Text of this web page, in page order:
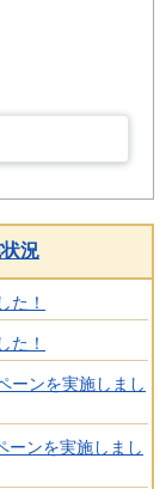
況
た！
た！
ーンを実施しまし
ーンを実施しまし